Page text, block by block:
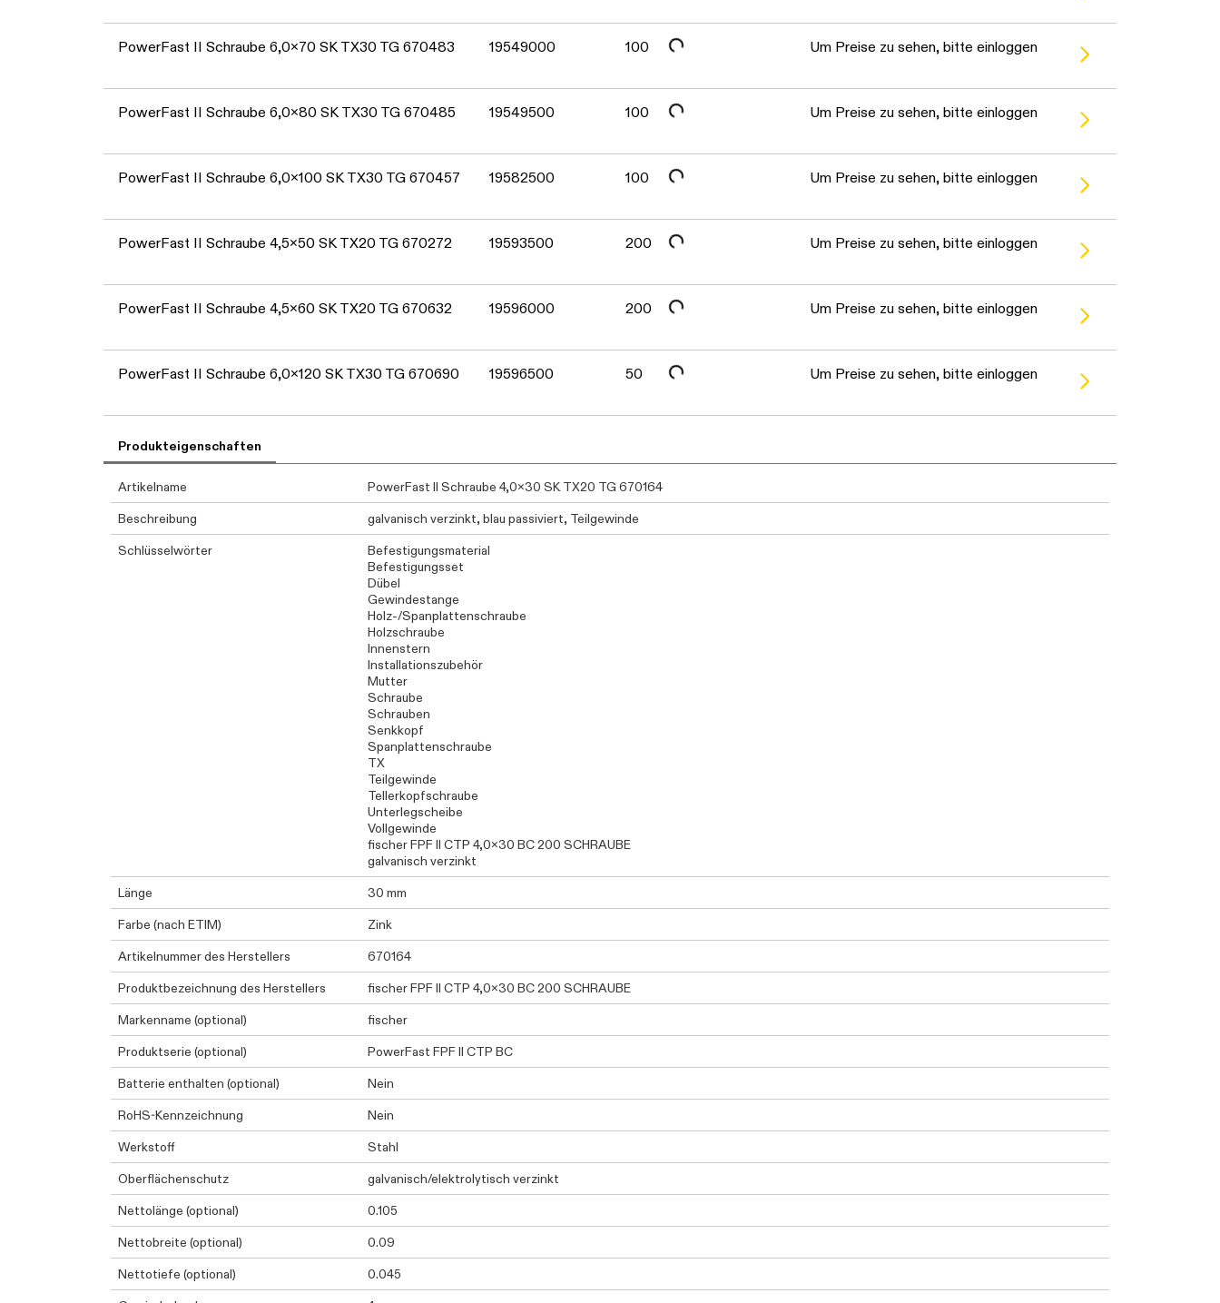
Daten werden geladen. Bitte warten...
PowerFast II Schraube 6,0x70 SK TX30 TG 670483 19549000 100
Daten werden geladen. Bitte warten... Um Preise zu sehen, bitte einloggen
PowerFast II Schraube 6,0x80 SK TX30 TG 670485 19549500 100
Daten werden geladen. Bitte warten... Um Preise zu sehen, bitte einloggen
PowerFast II Schraube 6,0x100 SK TX30 TG 670457 19582500 100
Daten werden geladen. Bitte warten... Um Preise zu sehen, bitte einloggen
PowerFast II Schraube 4,5x50 SK TX20 TG 670272 19593500 200
Daten werden geladen. Bitte warten... Um Preise zu sehen, bitte einloggen
PowerFast II Schraube 4,5x60 SK TX20 TG 670632 19596000 200
Daten werden geladen. Bitte warten... Um Preise zu sehen, bitte einloggen
PowerFast II Schraube 6,0x120 SK TX30 TG 670690 19596500 50
Daten werden geladen. Bitte warten... Um Preise zu sehen, bitte einloggen
Produkteigenschaften
Artikelname
PowerFast II Schraube 4,0x30 SK TX20 TG 670164
Beschreibung
galvanisch verzinkt, blau passiviert, Teilgewinde
Schlüsselwörter
Befestigungsmaterial
Befestigungsset
Dübel
Gewindestange
Holz-/Spanplattenschraube
Holzschraube
Innenstern
Installationszubehör
Mutter
Schraube
Schrauben
Senkkopf
Spanplattenschraube
TX
Teilgewinde
Tellerkopfschraube
Unterlegscheibe
Vollgewinde
fischer FPF II CTP 4,0x30 BC 200 SCHRAUBE
galvanisch verzinkt
Länge
30 mm
Farbe (nach ETIM)
Zink
Artikelnummer des Herstellers
670164
Produktbezeichnung des Herstellers
fischer FPF II CTP 4,0x30 BC 200 SCHRAUBE
Markenname (optional)
fischer
Produktserie (optional)
PowerFast FPF II CTP BC
Batterie enthalten (optional)
Nein
RoHS-Kennzeichnung
Nein
Werkstoff
Stahl
Oberflächenschutz
galvanisch/elektrolytisch verzinkt
Nettolänge (optional)
0.105
Nettobreite (optional)
0.09
Nettotiefe (optional)
0.045